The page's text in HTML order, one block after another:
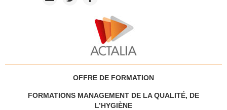
OFFRE DE FORMATION
FORMATIONS MANAGEMENT DE LA QUALITÉ, DE
L’HYGIÈNE